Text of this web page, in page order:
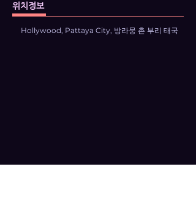
위치정보
Hollywood, Pattaya City, 방라뭉 촌 부리 태국